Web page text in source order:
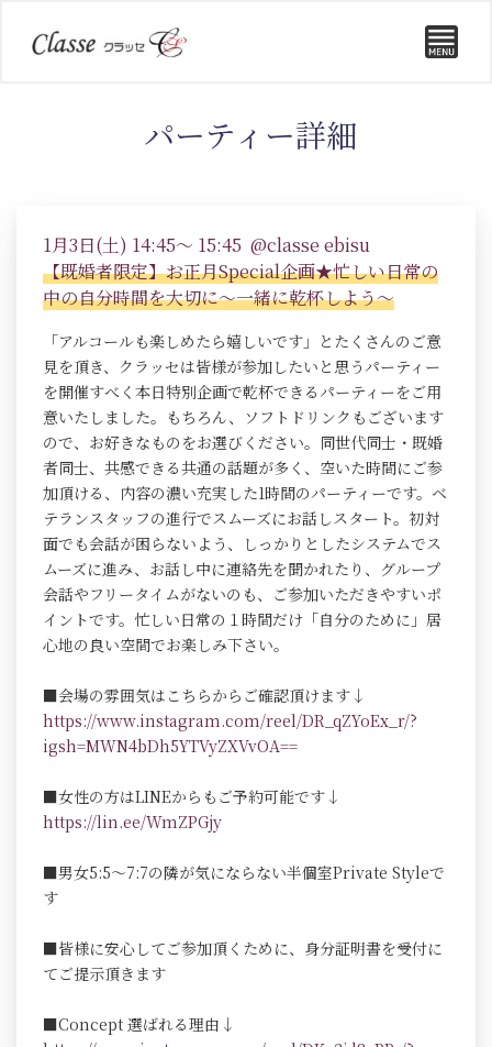
パーティー詳細
1月3日(土) 14:45～ 15:45 @classe ebisu
【既婚者限定】お正月Special企画★忙しい日常の
中の自分時間を大切に～一緒に乾杯しよう～
「アルコールも楽しめたら嬉しいです」とたくさんのご意
見を頂き、クラッセは皆様が参加したいと思うパーティー
を開催すべく本日特別企画で乾杯できるパーティーをご用
意いたしました。もちろん、ソフトドリンクもございます
ので、お好きなものをお選びください。同世代同士・既婚
者同士、共感できる共通の話題が多く、空いた時間にご参
加頂ける、内容の濃い充実した1時間のパーティーです。ベ
テランスタッフの進行でスムーズにお話しスタート。初対
面でも会話が困らないよう、しっかりとしたシステムでス
ムーズに進み、お話し中に連絡先を聞かれたり、グループ
会話やフリータイムがないのも、ご参加いただきやすいポ
イントです。忙しい日常の１時間だけ「自分のために」居
心地の良い空間でお楽しみ下さい。
■会場の雰囲気はこちらからご確認頂けます↓
https://www.instagram.com/reel/DR_qZYoEx_r/?
igsh=MWN4bDh5YTVyZXVvOA==
■女性の方はLINEからもご予約可能です↓
https://lin.ee/WmZPGjy
■男女5:5～7:7の隣が気にならない半個室Private Styleで
す
■皆様に安心してご参加頂くために、身分証明書を受付に
てご提示頂きます
■Concept 選ばれる理由↓